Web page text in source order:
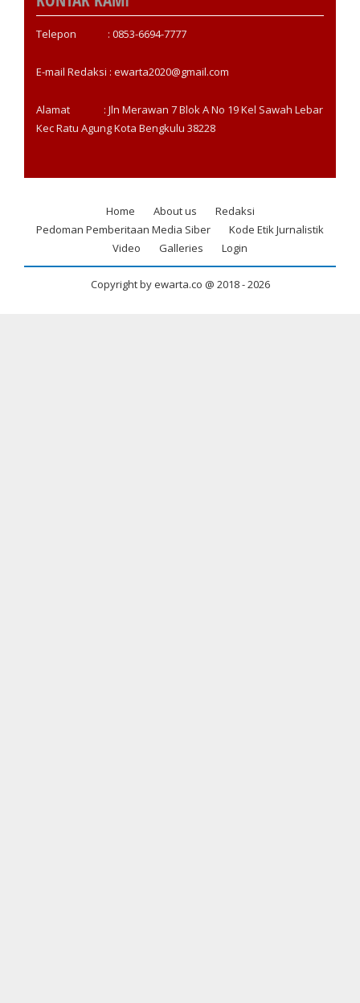
Telepon : 0853-6694-7777
E-mail Redaksi : ewarta2020@gmail.com
Alamat : Jln Merawan 7 Blok A No 19 Kel Sawah Lebar
Kec Ratu Agung Kota Bengkulu 38228
Footer
Home About us
Redaksi
Pedoman Pemberitaan Media Siber
Kode Etik Jurnalistik
Video
Galleries Login
Copyright by ewarta.co @ 2018 -2026